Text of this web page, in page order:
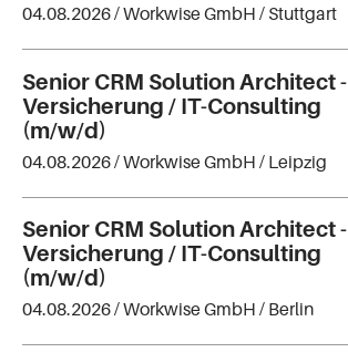
04.08.2026 /Workwise GmbH / Stuttgart
Senior CRM Solution Architect -
Versicherung / IT-Consulting
(m/w/d)
04.08.2026 /Workwise GmbH / Leipzig
Senior CRM Solution Architect -
Versicherung / IT-Consulting
(m/w/d)
04.08.2026 /Workwise GmbH / Berlin